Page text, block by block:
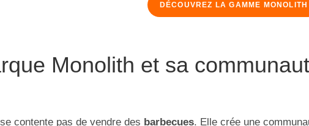
DÉCOUVREZ LA GAMME MONOLITH
Monolith et sa
contente pas de vendre des barbecues. Elle crée une